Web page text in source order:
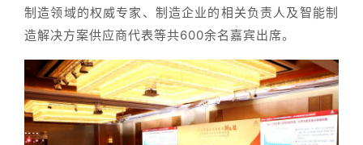
制造领域的权威专家、制造企业的相关负责人及智能制
造解决方案供应商代表等共600余名嘉宾出席。